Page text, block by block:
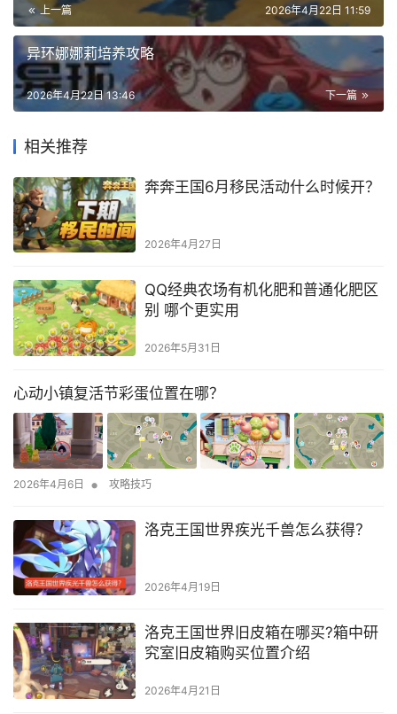
上一篇 2026年4月22日 11:59
异环娜娜莉培养攻略
下一篇
2026年4月22日 13:46
相关推荐
奔奔王国6月移民活动什么时候开？
2026年4月27日
QQ经典农场有机化肥和普通化肥区
别 哪个更实用
2026年5月31日
心动小镇复活节彩蛋位置在哪？
2026年4月6日 • 攻略技巧
洛克王国世界疾光千兽怎么获得？
2026年4月19日
洛克王国世界旧皮箱在哪买?箱中研
究室旧皮箱购买位置介绍
2026年4月21日